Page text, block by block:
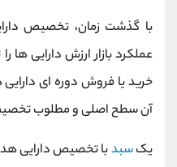
با گذشت زمان، تخصیص
عملکرد بازار ارزش دارایی
خرید یا فروش دوره ای
آن سطح اصلی و مطلوب
یکسبد